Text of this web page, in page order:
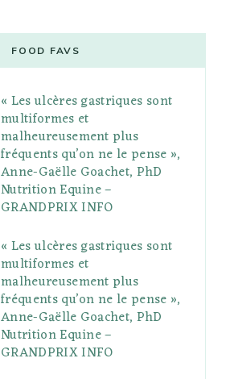
g
l
e
P
l
s
t
a
g
r
a
m
e
r
e
s
o
l
r
FOOD FAVS
« Les ulcères gastriques sont
multiformes et
malheureusement plus
fréquents qu’on ne le pense »,
Anne-Gaëlle Goachet, PhD
Nutrition Equine –
GRANDPRIX INFO
« Les ulcères gastriques sont
multiformes et
malheureusement plus
fréquents qu’on ne le pense »,
Anne-Gaëlle Goachet, PhD
Nutrition Equine –
GRANDPRIX INFO